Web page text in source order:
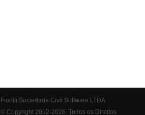
Fiorilli Sociedade Civil Software LTDA
© Copyright 2012-2026. Todos os Direitos